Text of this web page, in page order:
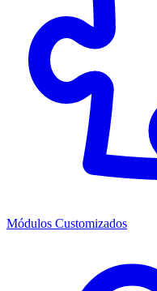
Módulos Customizados